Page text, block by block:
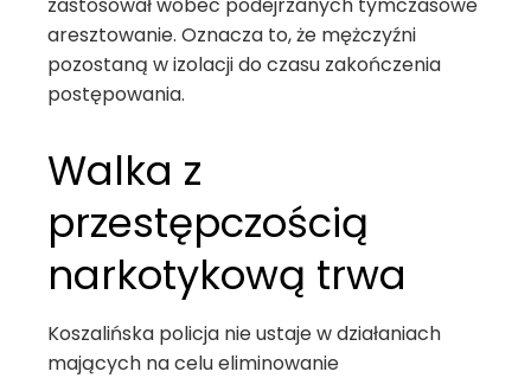
aresztowanie. Oznacza to, że mężczyźni
pozostaną w izolacji do czasu zakończenia
postępowania.
Walka z
przestępczością
narkotykową trwa
Koszalińska policja nie ustaje w działaniach
mających na celu eliminowanie